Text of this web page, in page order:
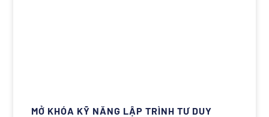
MỞ KHÓA KỸ NĂNG LẬP TRÌNH TƯ DUY